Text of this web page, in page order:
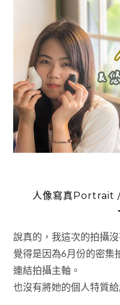
人像寫真Portrait
說真的，我這次的拍攝
覺得是因為6月份的密集
連結拍攝主軸。
也沒有將她的個人特質給